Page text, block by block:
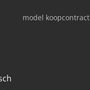
model koopcontract